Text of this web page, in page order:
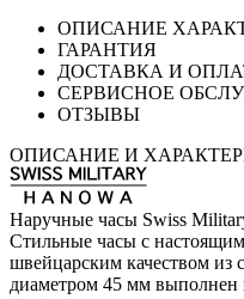
ОПИСАНИЕ
ГАРАНТИЯ
ДОСТАВКА И
СЕРВИСНОЕ
ОТЗЫВЫ
ОПИСАНИЕ И
Наручные часы Swiss
Стильные часы с
швейцарским качеством из
диаметром 45 мм выполнен